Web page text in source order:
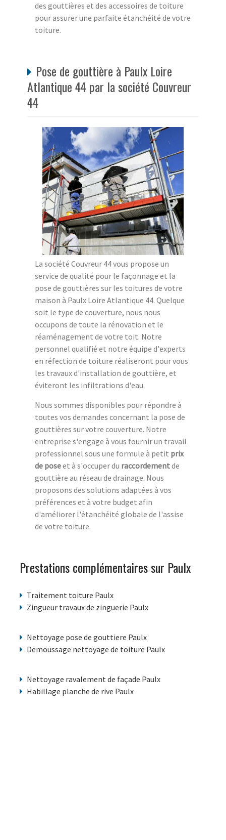
des gouttières et des accessoires de toiture
pour assurer une parfaite étanchéité de votre
toiture.
Pose de gouttière à Paulx Loire
Atlantique 44 par la société Couvreur
44
La société Couvreur 44 vous propose un
service de qualité pour le façonnage et la
pose de gouttières sur les toitures de votre
maison à Paulx Loire Atlantique 44. Quelque
soit le type de couverture, nous nous
occupons de toute la rénovation et le
réaménagement de votre toit. Notre
personnel qualifié et notre équipe d'experts
en réfection de toiture réaliseront pour vous
les travaux d'installation de gouttière, et
éviteront les infiltrations d'eau.
Nous sommes disponibles pour répondre à
toutes vos demandes concernant la pose de
gouttières sur votre couverture. Notre
entreprise s'engage à vous fournir un travail
professionnel sous une formule à petit prix
de poseet à s'occuper du raccordementde
gouttière au réseau de drainage. Nous
proposons des solutions adaptées à vos
préférences et à votre budget afin
d'améliorer l'étanchéité globale de l'assise
de votre toiture.
Prestations complémentaires sur Paulx
Traitement toiture Paulx
Zingueur travaux de zinguerie Paulx
Nettoyage pose de gouttiere Paulx
Demoussage nettoyage de toiture Paulx
Nettoyage ravalement de façade Paulx
Habillage planche de rive Paulx